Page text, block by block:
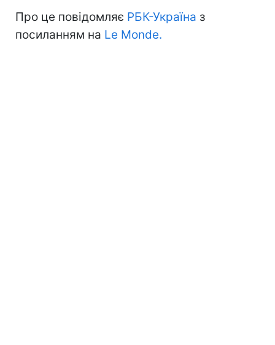
Про це повідомляє РБК-Україна з
посиланням на Le Monde.